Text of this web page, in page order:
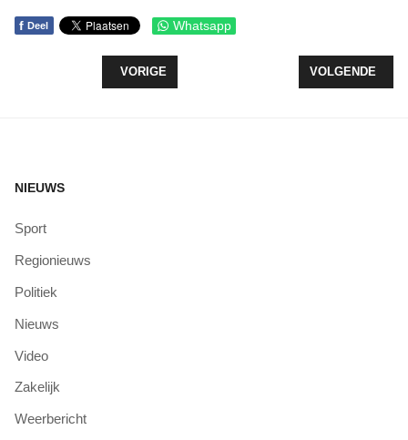
f Deel Whatsapp
VORIG ARTIKEL: OPEN HAVEN GAAT
VORIGE VOLGENDE
VOLGENDE
NIEUWS
Sport
Regionieuws
Politiek
Nieuws
Video
Zakelijk
Weerbericht